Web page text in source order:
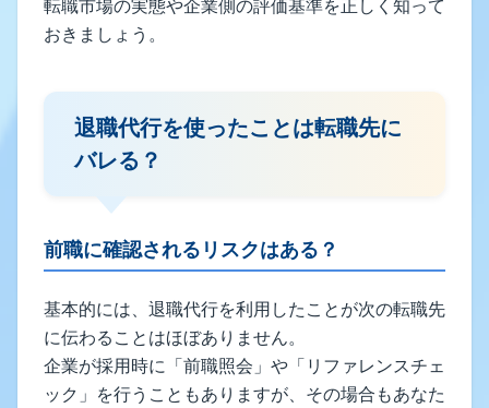
転職市場の実態や企業側の評価基準を正しく知って
おきましょう。
退職代行を使ったことは転職先に
バレる？
前職に確認されるリスクはある？
基本的には、退職代行を利用したことが次の転職先
に伝わることはほぼありません。
企業が採用時に「前職照会」や「リファレンスチェ
ック」を行うこともありますが、その場合もあなた